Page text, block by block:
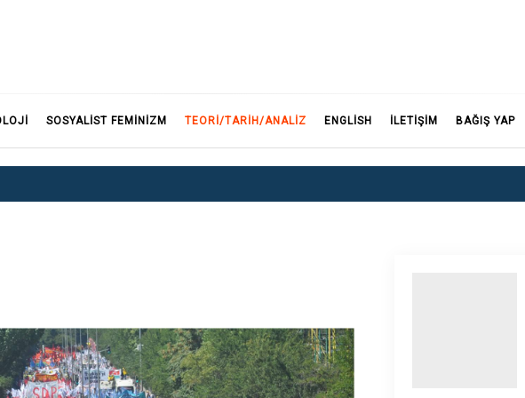
SOSYALIST FEMINIZM TEORI/TARIH/ANALIZ ENGLISH İLETİŞİM BAĞIŞ YAP